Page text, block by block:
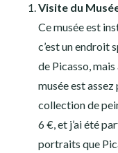
Visite du
Ce musée est
c’est un endroit
de Picasso,
musée est
collection de
6 €, et j’ai été
portraits que